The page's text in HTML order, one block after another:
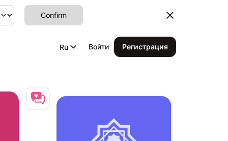
Confirm
Ru Войти Регистрация